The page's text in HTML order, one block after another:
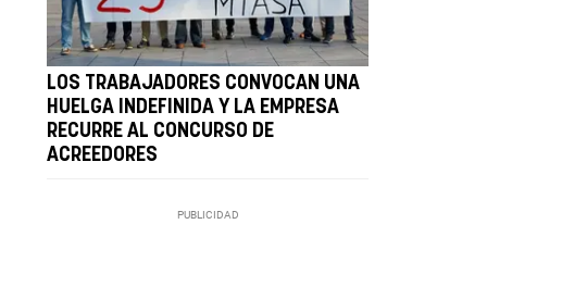
LOS TRABAJADORES CONVOCAN UNA
HUELGA INDEFINIDA Y LA EMPRESA
RECURRE AL CONCURSO DE
ACREEDORES